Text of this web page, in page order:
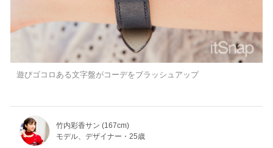
遊びゴコロある文字盤がコーデをブラッシュアップ
竹内彩香サン (167cm)
モデル、デザイナー・25歳